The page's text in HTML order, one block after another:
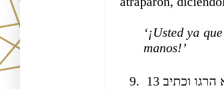
‘¡Usted ya
manos!’
9. כיון שראה שנפל בידיהם אמר (ו)כתיב 12 כהן ונביא הרגו וכתיב 13